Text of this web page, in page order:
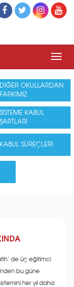
de üç eğitimci
bu güne
her yıl daha
DİĞER OKULLARDAN
FARKIMIZ
SİSTEME KABUL
ŞARTLARI
KABUL SÜREÇLERİ